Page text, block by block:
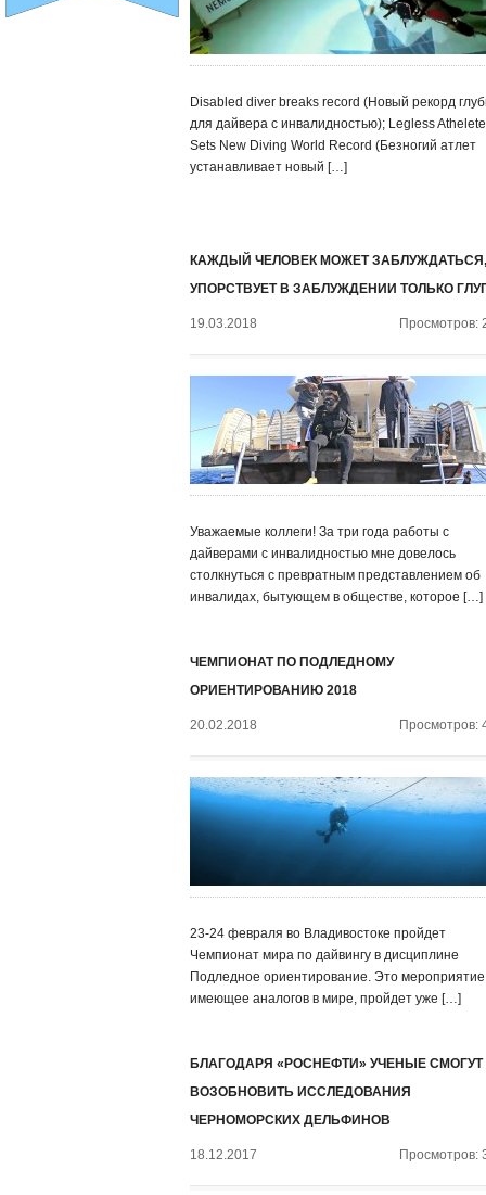
Disabled diver breaks record (Новый рекорд
для дайвера с инвалидностью); Legless Athelete
Sets New Diving World Record (Безногий атлет
устанавливает новый […]
КАЖДЫЙ ЧЕЛОВЕК МОЖЕТ
УПОРСТВУЕТ В ЗАБЛУЖДЕНИИ ТОЛЬКО
19.03.2018 Просмотров:
Уважаемые коллеги! За три года работы с
дайверами с инвалидностью мне довелось
столкнуться с превратным представлением об
инвалидах, бытующем в обществе, которое […]
ЧЕМПИОНАТ ПО ПОДЛЕДНОМУ
ОРИЕНТИРОВАНИЮ 2018
20.02.2018 Просмотров:
23-24 февраля во Владивостоке пройдет
Чемпионат мира по дайвингу в дисциплине
Подледное ориентирование. Это
имеющее аналогов в мире, пройдет уже […]
БЛАГОДАРЯ «РОСНЕФТИ» УЧЕНЫЕ СМОГУТ
ВОЗОБНОВИТЬ ИССЛЕДОВАНИЯ
ЧЕРНОМОРСКИХ ДЕЛЬФИНОВ
18.12.2017 Просмотров: